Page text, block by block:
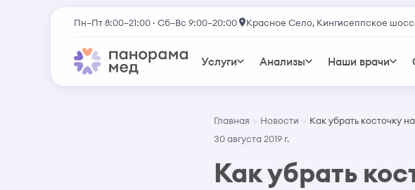
Пн–Пт 8:00–21:00 · Сб–Вс 9:00–20:00 Красное Село, Кингисеппское
Услуги Анализы Наши врачи
Главная Новости
Как убрать косточку
30 августа 2019 г.
Как убрать